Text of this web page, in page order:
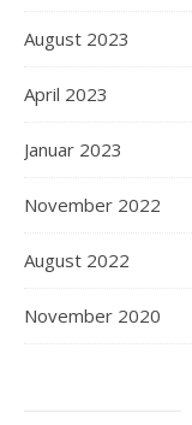
August 2023
April 2023
Januar 2023
November 2022
August 2022
November 2020